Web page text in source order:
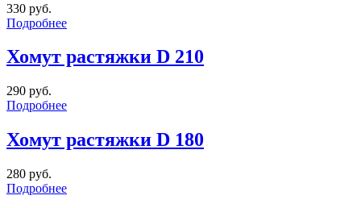
330 руб.
Подробнее
Хомут растяжки D 210
290 руб.
Подробнее
Хомут растяжки D 180
280 руб.
Подробнее